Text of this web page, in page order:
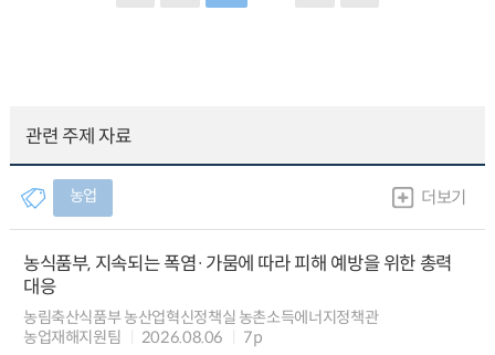
관련 주제 자료
농업 더보기
농식품부, 지속되는 폭염·가뭄에 따라 피해 예방을 위한 총력
대응
농림축산식품부 농산업혁신정책실 농촌소득에너지정책관
농업재해지원팀
2026.08.06 7p